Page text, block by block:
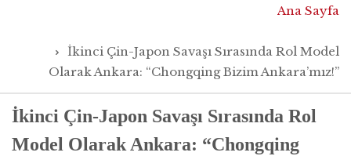
Ana Sayfa
İkinci Çin-Japon Savaşı Sırasında Rol Model
Olarak Ankara: “Chongqing Bizim Ankara’mız!”
İkinci Çin-Japon Savaşı Sırasında Rol
Model Olarak Ankara: “Chongqing